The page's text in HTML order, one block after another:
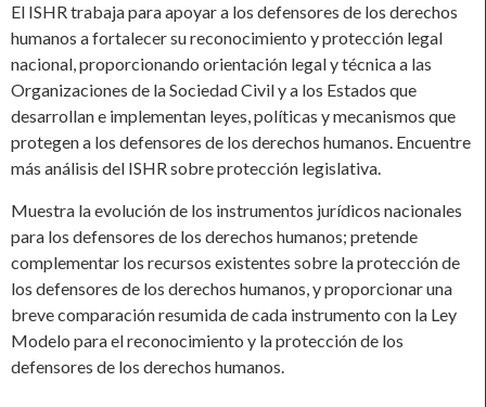
El ISHR trabaja para apoyar a los defensores de los derechos
humanos a fortalecer su reconocimiento y protección legal
nacional, proporcionando orientación legal y técnica a las
Organizaciones de la Sociedad Civil y a los Estados que
desarrollan e implementan leyes, políticas y mecanismos que
protegen a los defensores de los derechos humanos. Encuentre
más análisis del ISHR sobre protección legislativa.
Muestra la evolución de los instrumentos jurídicos nacionales
para los defensores de los derechos humanos; pretende
complementar los recursos existentes sobre la protección de
los defensores de los derechos humanos, y proporcionar una
breve comparación resumida de cada instrumento con la Ley
Modelo para el reconocimiento y la protección de los
defensores de los derechos humanos.